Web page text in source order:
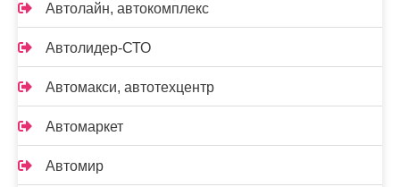
Автолайн, автокомплекс
Автолидер-СТО
Автомакси, автотехцентр
Автомаркет
Автомир